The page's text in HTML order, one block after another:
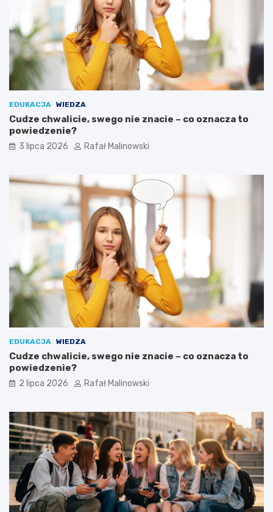
EDUKACJA WIEDZA
Cudze chwalicie, swego nie znacie – co oznacza to
powiedzenie?
3 lipca 2026 Rafał Malinowski
EDUKACJA WIEDZA
Cudze chwalicie, swego nie znacie – co oznacza to
powiedzenie?
2 lipca 2026 Rafał Malinowski